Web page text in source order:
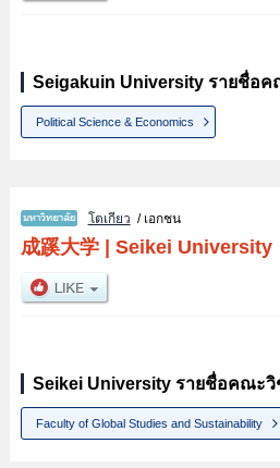
Seigakuin University รายชื่อ
Political Science & Economics
โตเกียว / เอกชน
成蹊大学| Seikei University
Seikei University รายชื่อคณะวิ
Faculty of Global Studies and Sustainability